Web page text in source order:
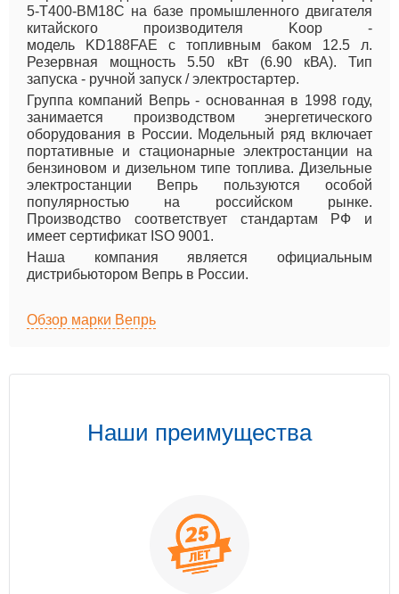
5-T400-BM18C на базе промышленного двигателя
китайского производителя Koop -
модель KD188FAE с топливным баком 12.5 л.
Резервная мощность 5.50 кВт (6.90 кВА). Тип
запуска - ручной запуск / электростартер.
Группа компаний Вепрь - основанная в 1998 году,
занимается производством энергетического
оборудования в России. Модельный ряд включает
портативные и стационарные электростанции на
бензиновом и дизельном типе топлива. Дизельные
электростанции Вепрь пользуются особой
популярностью на российском рынке.
Производство соответствует стандартам РФ и
имеет сертификат ISO 9001.
Наша компания является официальным
дистрибьютором Вепрь в России.
Обзор марки Вепрь
Наши преимущества